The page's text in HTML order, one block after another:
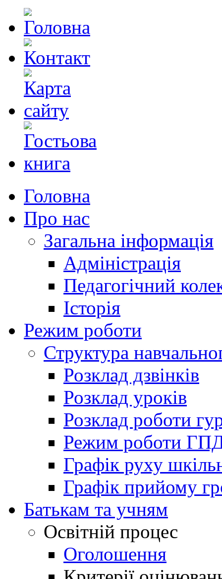
Головна
Про нас
Загальна інформація
Адміністрація
Педагогічний
Історія
Режим роботи
Структура
Розклад дзвінків
Розклад уроків
Розклад роботи
Режим роботи
Графік руху
Графік прийому
Батькам та учням
Освітній процес
Оголошення